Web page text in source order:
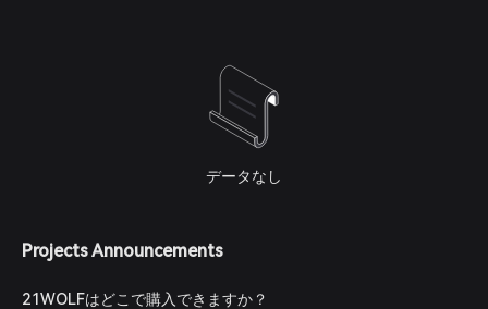
データなし
Projects Announcements
21WOLFはどこで購入できますか？